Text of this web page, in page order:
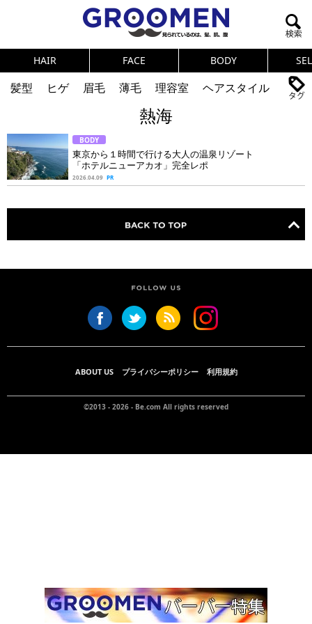
HAIR FACE BODY
髪型 ヒゲ 眉毛 薄毛 理容室
ヘアスタイル
ニオイ
メンズコスメ
NEWS PICK UP 筋肉
女の本音
テストステロン
海外セレブ
健康
スキンケア 食事
調査結果
トレーニング
好印象な男
頭皮ケア
ダイエット
理容室
熱海
BODY
東京から１時間で行ける大人の温泉リゾート
「ホテルニューアカオ」完全レポ
2026.04.09 PR
ABOUT US プライバシーポリシー 利用規約
©2013 - 2026 - Be.com All rights reserved